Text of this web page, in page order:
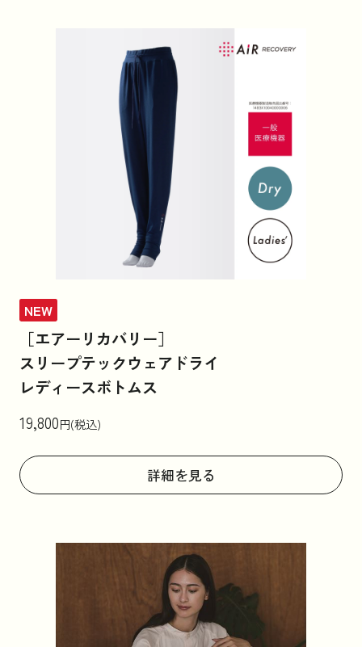
NEW
［エアーリカバリー］
スリープテックウェアドライ
レディースボトムス
19,800円(税込)
詳細を見る